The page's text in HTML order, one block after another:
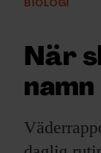
ÄMNEN
ARKIV &
LYSSNA/
BIOLOGI
När
namn